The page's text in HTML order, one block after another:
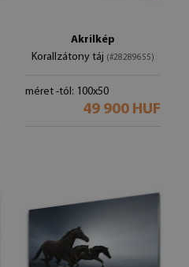
Akrilkép
Korallzátony táj (#28289655)
méret -tól: 100x50
49 900 HUF